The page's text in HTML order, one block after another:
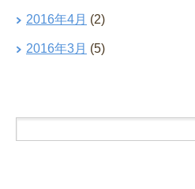
2016年4月 (2)
2016年3月 (5)